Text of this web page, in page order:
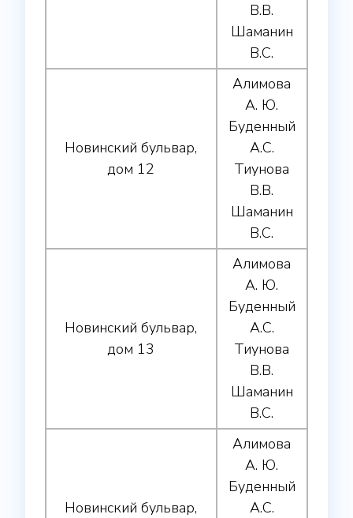
В.В.
Шаманин
В.С.
Новинский бульвар,
дом 12
Алимова
А. Ю.
Буденный
А.С.
Тиунова
В.В.
Шаманин
В.С.
Новинский бульвар,
дом 13
Алимова
А. Ю.
Буденный
А.С.
Тиунова
В.В.
Шаманин
В.С.
Новинский бульвар,
Алимова
А. Ю.
Буденный
А.С.